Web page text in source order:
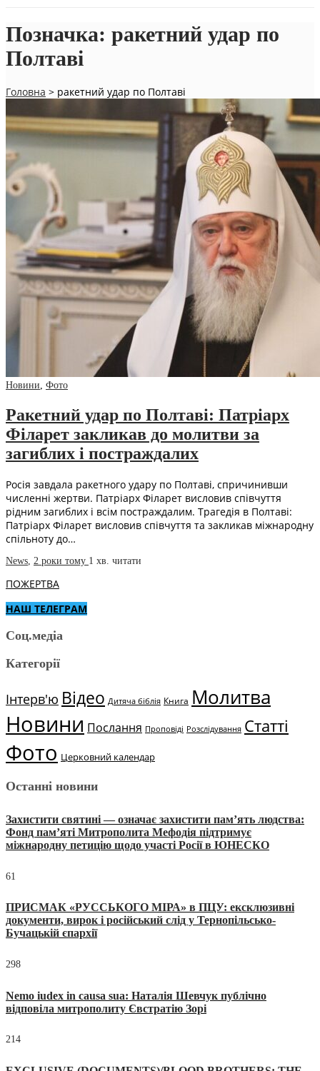
Позначка: ракетний удар по
Полтаві
Головна > ракетний удар по Полтаві
Новини, Фото
Ракетний удар по Полтаві: Патріарх
Філарет закликав до молитви за
загиблих і постраждалих
Росія завдала ракетного удару по Полтаві, спричинивши
численні жертви. Патріарх Філарет висловив співчуття
рідним загиблих і всім постраждалим. Трагедія в Полтаві:
Патріарх Філарет висловив співчуття та закликав міжнародну
спільноту до…
News, 2 роки тому 1 хв. читати
ПОЖЕРТВА
НАШ ТЕЛЕГРАМ
Соц.медіа
Категорії
Інтерв'ю Відео Дитяча біблія Книга Молитва
Новини Послання Проповіді Розслідування Статті
Фото Церковний календар
Останні новини
Захистити святині — означає захистити пам’ять людства:
Фонд пам’яті Митрополита Мефодія підтримує
міжнародну петицію щодо участі Росії в ЮНЕСКО
61
ПРИСМАК «РУССЬКОГО МІРА» в ПЦУ: ексклюзивні
документи, вирок і російський слід у Тернопільсько-
Бучацькій єпархії
298
Nemo iudex in causa sua: Наталія Шевчук публічно
відповіла митрополиту Євстратію Зорі
214